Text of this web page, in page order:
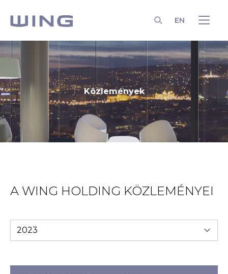
EN
Közlemények
A WING HOLDING KÖZLEMÉNYEI